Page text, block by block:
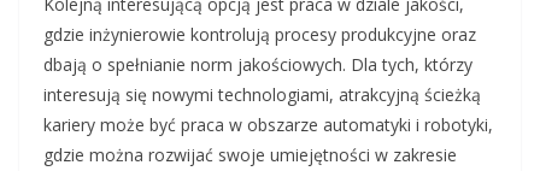
gdzie inżynierowie kontrolują procesy produkcyjne oraz
dbają o spełnianie norm jakościowych. Dla tych, którzy
interesują się nowymi technologiami, atrakcyjną ścieżką
kariery może być praca w obszarze automatyki i robotyki,
gdzie można rozwijać swoje umiejętności w zakresie